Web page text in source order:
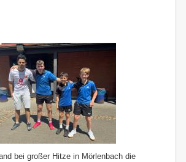
bei großer Hitze in Mörlenbach die